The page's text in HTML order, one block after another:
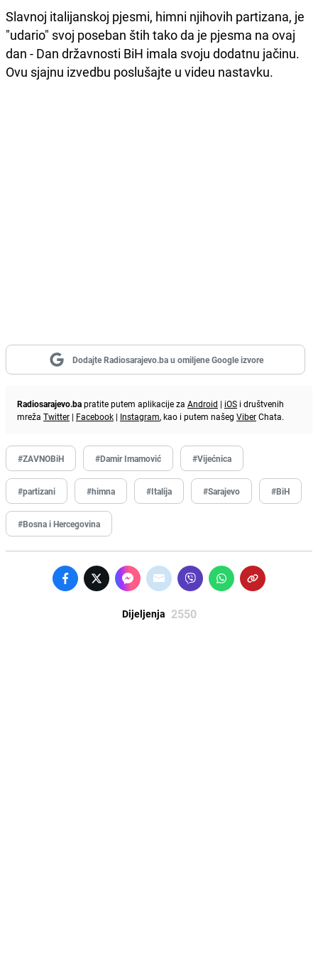
Slavnoj italijanskoj pjesmi, himni njihovih partizana, je
"udario" svoj poseban štih tako da je pjesma na ovaj
dan - Dan državnosti BiH imala svoju dodatnu jačinu.
Ovu sjajnu izvedbu poslušajte u videu nastavku.
Dodajte Radiosarajevo.ba u omiljene Google izvore
Radiosarajevo.bapratite putem aplikacije za Android | iOS i društvenih
mreža Twitter | Facebook | Instagram, kao i putem našeg ViberChata.
#ZAVNOBiH #Damir Imamović #Vijećnica
#partizani #himna #Italija #Sarajevo #BiH
#Bosna i Hercegovina
Dijeljenja 2550